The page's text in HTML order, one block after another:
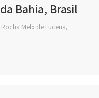
Bahia, Brasil
Melo de Lucena,